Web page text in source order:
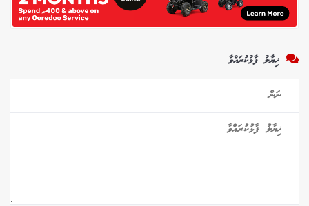
ޚިޔާލު ފާޅުކުރައްވާ